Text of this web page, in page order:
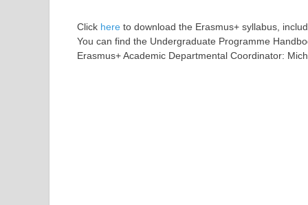
Click here to download the Erasmus+ syllabus,
You can find the Undergraduate Programme
Erasmus+ Academic Departmental Coordinator: